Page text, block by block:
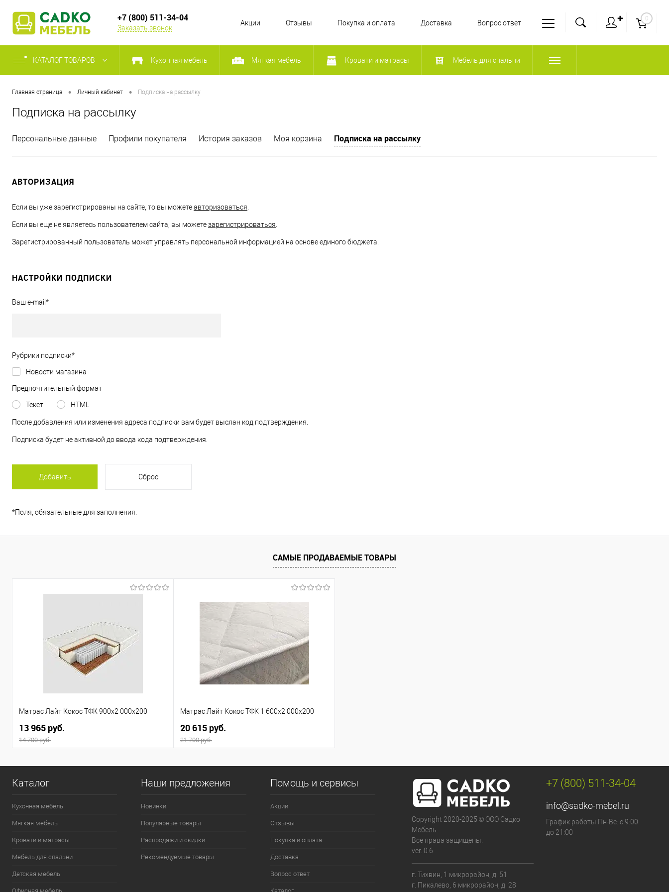
+7 (800) 511-34-04
Заказать звонок
Акции Отзывы Покупка и оплата Доставка Вопрос ответ
✚ 0
КАТАЛОГ ТОВАРОВ Кухонная мебель Мягкая мебель Кровати и матрасы Мебель для спальни
Главная страница • Личный кабинет • Подписка на рассылку
Подписка на рассылку
Персональные данные Профили покупателя История заказов Моя корзина Подписка на рассылку
АВТОРИЗАЦИЯ
Если вы уже зарегистрированы на сайте, то вы можетеавторизоваться.
Если вы еще не являетесь пользователем сайта, вы можетезарегистрироваться.
Зарегистрированный пользователь может управлять персональной информацией на основе единого бюджета.
НАСТРОЙКИ ПОДПИСКИ
Ваш e-mail *
Рубрики подписки*
Новости магазина
Предпочтительный формат
Текст HTML
После добавления или изменения адреса подписки вам будет выслан код подтверждения.
Подписка будет не активной до ввода кода подтверждения.
*Поля, обязательные для заполнения.
САМЫЕ ПРОДАВАЕМЫЕ ТОВАРЫ
Матрас Лайт Кокос ТФК 900x2 000x200
13 965 руб.
14 700 руб.
Матрас Лайт Кокос ТФК 1 600x2 000x200
20 615 руб.
21 700 руб.
Каталог
Кухонная мебель
Мягкая мебель
Кровати и матрасы
Мебель для спальни
Детская мебель
Наши предложения
Новинки
Популярные товары
Распродажи и скидки
Рекомендуемые товары
Помощь и сервисы
Акции
Отзывы
Покупка и оплата
Доставка
Вопрос ответ
Copyright 2020-2025 © ООО Садко
Мебель.
Все права защищены.
ver. 0.6
г. Тихвин, 1 микрорайон, д. 51
г. Пикалево, 6 микрорайон, д. 28
+7 (800) 511-34-04
info@sadko-mebel.ru
График работы Пн-Вс: с 9:00
до 21:00